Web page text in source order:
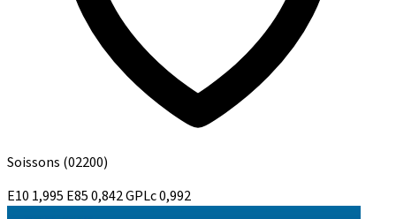
Soissons (02200)
E10 1,995 E850,842GPLc0,992